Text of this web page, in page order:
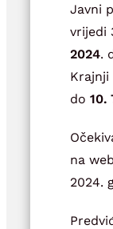
Javni
vrijedi
2024.
Krajnji
do 10.
na
2024.